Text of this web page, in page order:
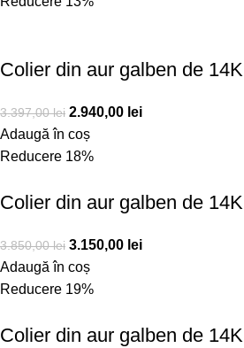
Colier din aur galben de 14K
3.397,00lei 2.940,00 lei
Adaugă în coș
Reducere 18%
Colier din aur galben de 14K
3.850,00lei 3.150,00 lei
Adaugă în coș
Reducere 19%
Colier din aur galben de 14K